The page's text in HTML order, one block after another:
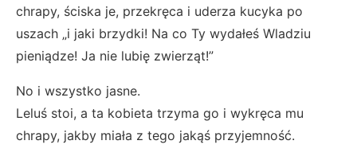
chrapy, ściska je, przekręca i uderza kucyka po
uszach „i jaki brzydki! Na co Ty wydałeś Wladziu
pieniądze! Ja nie lubię zwierząt!”
No i wszystko jasne.
Leluś stoi, a ta kobieta trzyma go i wykręca mu
chrapy, jakby miała z tego jakąś przyjemność.